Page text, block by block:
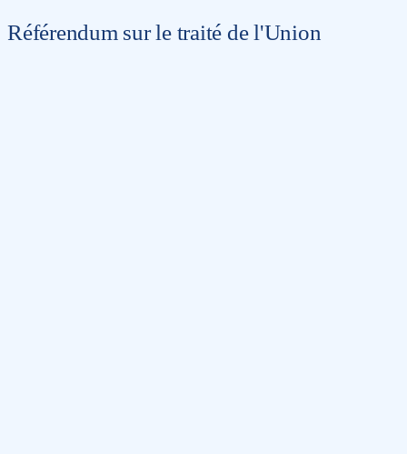
Référendum sur le traité de l'Union